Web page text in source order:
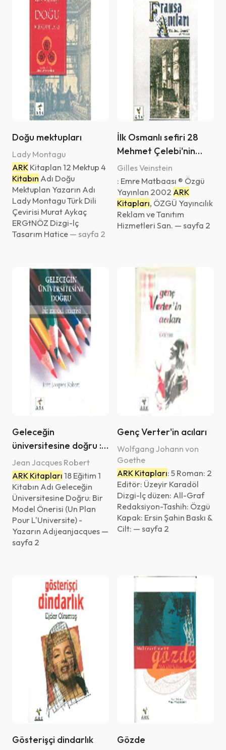
Doğu mektupları
Lady Montagu
ARK Kitaplan 12 Mektup 4
Kitabın Adı Doğu
Mektuplan Yazarın Adı
Lady Montagu Türk Dili
Çevirisi Murat Aykaç
ERGtNÖZ Dizgi-lç
Tasarım Hatice — sayfa 2
İlk Osmanlı sefiri 28
Mehmet Çelebi'nin
Fransa anıları
Gilles Veinstein
: Emre Matbaası ® Özgü
Yayınlan 2002 ARK
Kitapları, ÖZGÜ Yayıncılık
Reklam ve Tanıtım
Hizmetleri San. — sayfa 2
Geleceğin
üniversitesine doğru :
bir model önerisi
Jean Jacques Robert
ARK Kitapları 18 Eğitim 1
Kitabın Adı Geleceğin
Üniversitesine Doğru: Bir
Model Önerisi (Un Plan
Pour L'Universite) -
Yazarın Adıjeanjacques —
sayfa 2
Genç Verter'in acıları
Wolfgang Johann von
Goethe
ARK Kitapları: 5 Roman: 2
Editör: Üzeyir Karadöl
Dizgi-lç düzen: All-Graf
Redaksiyon-Tashih: Özgü
Kapak: Ersin Şahin Baskı &
Cilt: — sayfa 2
Gösterişçi dindarlık Gözde